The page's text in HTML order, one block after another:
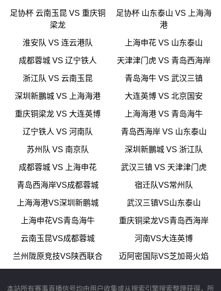
足协杯 云南玉昆 VS 重庆铜
梁龙
足协杯 山东泰山 VS 上海海
港
淮安队 VS 连云港队 上海申花 VS 山东泰山
成都蓉城 VS 辽宁铁人 天津津门虎 VS 青岛西海岸
浙江队 VS 云南玉昆 青岛海牛 VS 武汉三镇
深圳新鵬城 VS 上海海港 大连英博 VS 北京国安
重庆铜梁龙 VS 大连英博 上海海港 VS 青岛海牛
辽宁铁人 VS 河南队 青岛西海岸 VS 山东泰山
苏州队 VS 南京队 深圳新鵬城 VS 浙江队
成都蓉城 VS 上海申花 武汉三镇 VS 天津津门虎
青岛西海岸VS成都蓉城 宿迁队VS常州队
上海海港VS深圳新鹏城 武汉三镇VS山东泰山
上海申花VS青岛海牛 重庆铜梁龙VS青岛西海岸
云南玉昆VS成都蓉城 河南VS大连英博
兰州陇原竞技VS陕西联合 迈阿密国际VS芝加哥火焰
本站所有赛事直播信号均由用户收集或从搜索引擎搜索整理获得，所